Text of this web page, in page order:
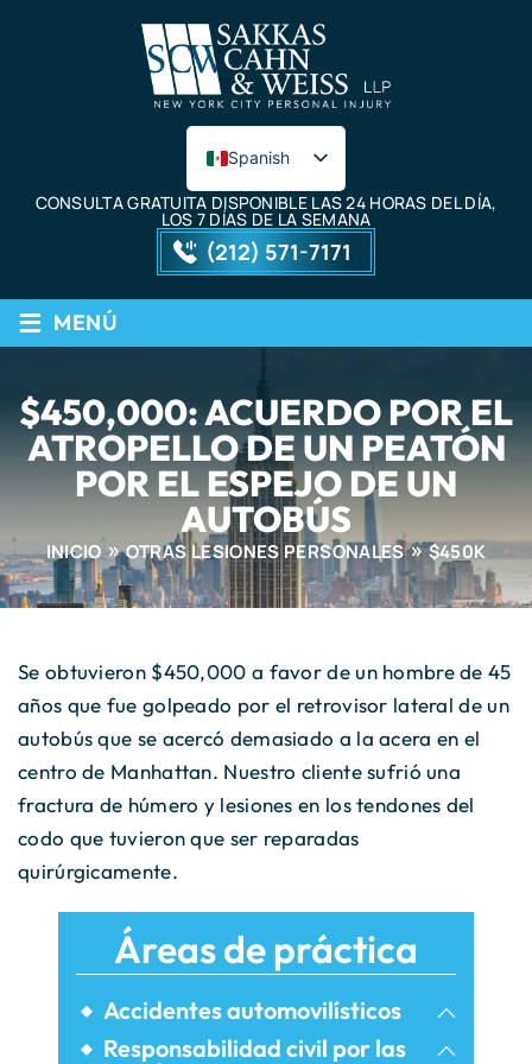
Spanish
English
CONSULTA GRATUITA DISPONIBLE LAS 24 HORAS DEL DÍA,
LOS 7 DÍAS DE LA SEMANA
(212) 571-7171
≡ MENÚ
$450,000: ACUERDO POR EL
ATROPELLO DE UN PEATÓN
POR EL ESPEJO DE UN
AUTOBÚS
INICIO OTRAS LESIONES PERSONALES $450K
Se obtuvieron $450,000 a favor de un hombre de 45
años que fue golpeado por el retrovisor lateral de un
autobús que se acercó demasiado a la acera en el
centro de Manhattan. Nuestro cliente sufrió una
fractura de húmero y lesiones en los tendones del
codo que tuvieron que ser reparadas
quirúrgicamente.
Áreas de práctica
Accidentes automovilísticos
Accidentes de bicicleta
Responsabilidad civil por las